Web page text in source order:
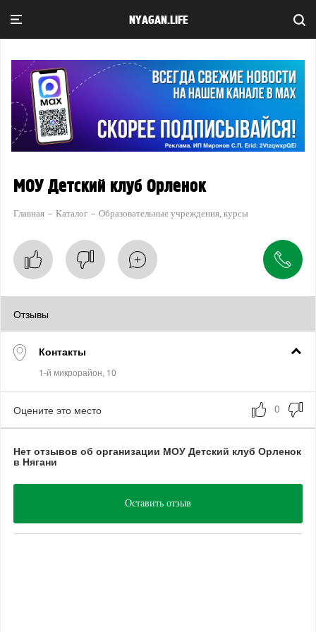
NYAGAN.LIFE
МОУ Детский клуб Орленок
Главная Каталог Образовательные учреждения, курсы
Отзывы
Контакты
Оцените это место
Нет отзывов об организации МОУ Детский клуб Орленок
в Нягани
Оставить отзыв